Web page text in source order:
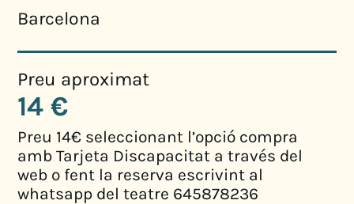
Barcelona
Preu aproximat
14 €
Preu 14€ seleccionant l’opció compra
amb Tarjeta Discapacitat a través del
web o fent la reserva escrivint al
whatsapp del teatre 645878236